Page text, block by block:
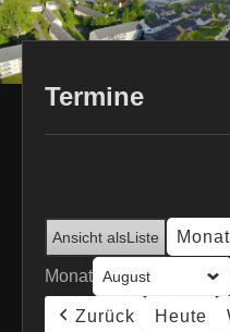
springen
Termine
Ansicht alsListe Monat
Monat
Zurück Heute